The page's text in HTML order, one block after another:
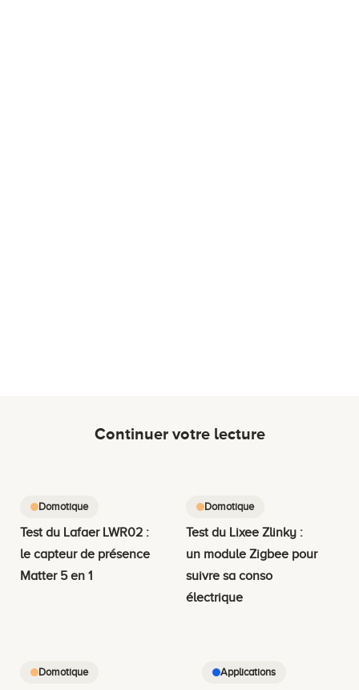
Continuer votre lecture
Domotique
Test du Lafaer LWR02 :
le capteur de présence
Matter 5 en 1
Domotique
Test du Lixee Zlinky :
un module Zigbee pour
suivre sa conso
électrique
Domotique Applications